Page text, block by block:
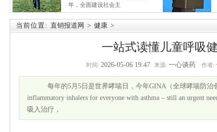
年，全面建设社会主
当前位置: 直销报道网 > 健康 >
一站式读懂儿童呼吸
时间: 2026-05-06 19:47 来源: 一心谈药 作者:
每年的5月5日是世界哮喘日，今年GINA（全球哮喘防治
inflammatory inhalers for everyone with asthma – still an urgent
吸入治疗，